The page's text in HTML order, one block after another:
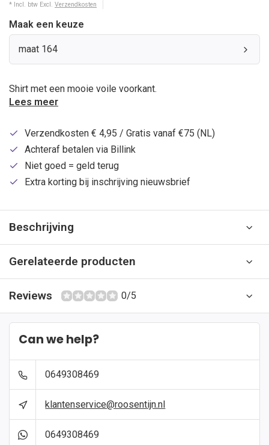
* Incl. btw Excl. Verzendkosten
Maak een keuze
maat 164
Shirt met een mooie voile voorkant.
Lees meer
Verzendkosten € 4,95 / Gratis vanaf €75 (NL)
Achteraf betalen via Billink
Niet goed = geld terug
Extra korting bij inschrijving nieuwsbrief
Beschrijving
Gerelateerde producten
Reviews 0/5
Can we help?
0649308469
klantenservice@roosentijn.nl
0649308469